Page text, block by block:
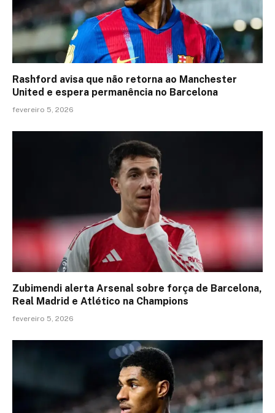
Rashford avisa que não retorna ao Manchester
United e espera permanência no Barcelona
fevereiro 5, 2026
Zubimendi alerta Arsenal sobre força de Barcelona,
Real Madrid e Atlético na Champions
fevereiro 5, 2026